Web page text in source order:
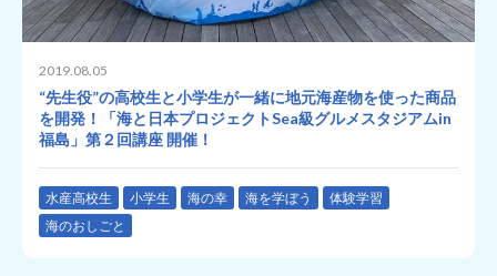
2019.08.05
“先生役”の高校生と小学生が一緒に地元海産物を使った商品
を開発！「海と日本プロジェクトSea級グルメスタジアムin
福島」第２回講座 開催！
水産高校生 小学生 海の幸 海を学ぼう
体験学習
海のおしごと